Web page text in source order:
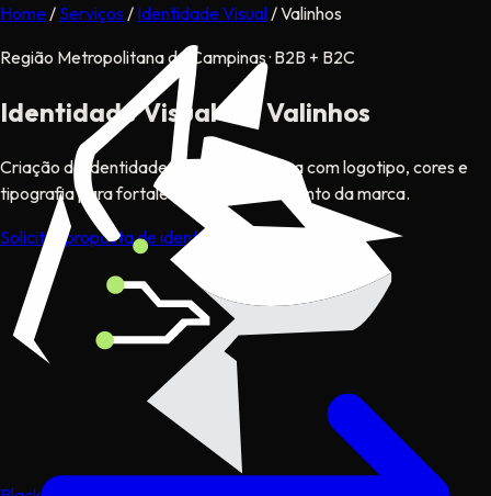
Home/ Serviços / Identidade Visual/Valinhos
Região Metropolitana de Campinas · B2B + B2C
Identidade Visualem Valinhos
Criação de identidade visual estratégica com logotipo, cores e
tipografia para fortalecer o posicionamento da marca.
Solicitar proposta de identidade visual